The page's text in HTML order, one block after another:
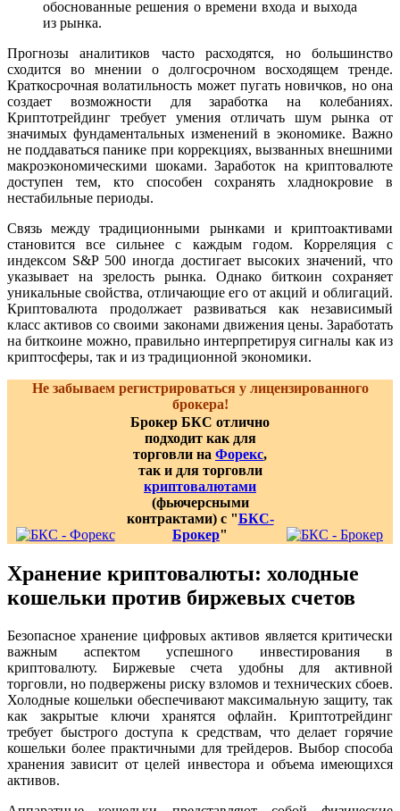
обоснованные решения о времени входа и выхода
из рынка.
Прогнозы аналитиков часто расходятся, но большинство
сходится во мнении о долгосрочном восходящем тренде.
Краткосрочная волатильность может пугать новичков, но она
создает возможности для заработка на колебаниях.
Криптотрейдинг требует умения отличать шум рынка от
значимых фундаментальных изменений в экономике. Важно
не поддаваться панике при коррекциях, вызванных внешними
макроэкономическими шоками. Заработок на криптовалюте
доступен тем, кто способен сохранять хладнокровие в
нестабильные периоды.
Связь между традиционными рынками и криптоактивами
становится все сильнее с каждым годом. Корреляция с
индексом S&P 500 иногда достигает высоких значений, что
указывает на зрелость рынка. Однако биткоин сохраняет
уникальные свойства, отличающие его от акций и облигаций.
Криптовалюта продолжает развиваться как независимый
класс активов со своими законами движения цены. Заработать
на биткоине можно, правильно интерпретируя сигналы как из
криптосферы, так и из традиционной экономики.
Не забываем регистрироваться у лицензированного
брокера!
Брокер БКС отлично
подходит как для
торговли на Форекс,
так и для торговли
криптовалютами
(фьючерсными
контрактами) с "БКС-
Брокер"
Хранение криптовалюты: холодные
кошельки против биржевых счетов
Безопасное хранение цифровых активов является критически
важным аспектом успешного инвестирования в
криптовалюту. Биржевые счета удобны для активной
торговли, но подвержены риску взломов и технических сбоев.
Холодные кошельки обеспечивают максимальную защиту, так
как закрытые ключи хранятся офлайн. Криптотрейдинг
требует быстрого доступа к средствам, что делает горячие
кошельки более практичными для трейдеров. Выбор способа
хранения зависит от целей инвестора и объема имеющихся
активов.